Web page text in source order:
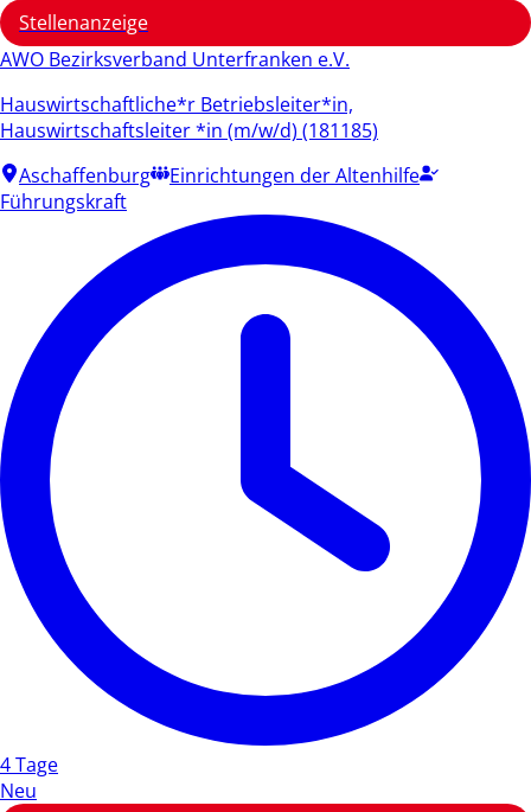
Stellenanzeige
AWO Bezirksverband Unterfranken e.V.
Hauswirtschaftliche*r Betriebsleiter*in,
Hauswirtschaftsleiter *in (m/w/d) (181185)
Aschaffenburg
Einrichtungen der Altenhilfe
Führungskraft
4 Tage
Neu